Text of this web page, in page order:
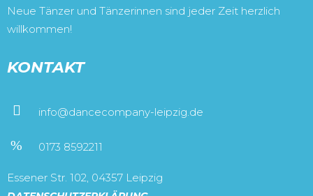
Neue Tänzer und Tänzerinnen sind jeder Zeit herzlich
willkommen!
KONTAKT
info@dancecompany-leipzig.de
0173 8592211
Essener Str. 102, 04357 Leipzig